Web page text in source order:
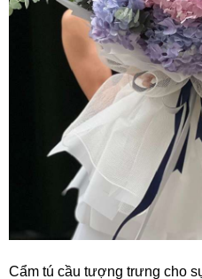
Cẩm tú cầu tượng trưng cho